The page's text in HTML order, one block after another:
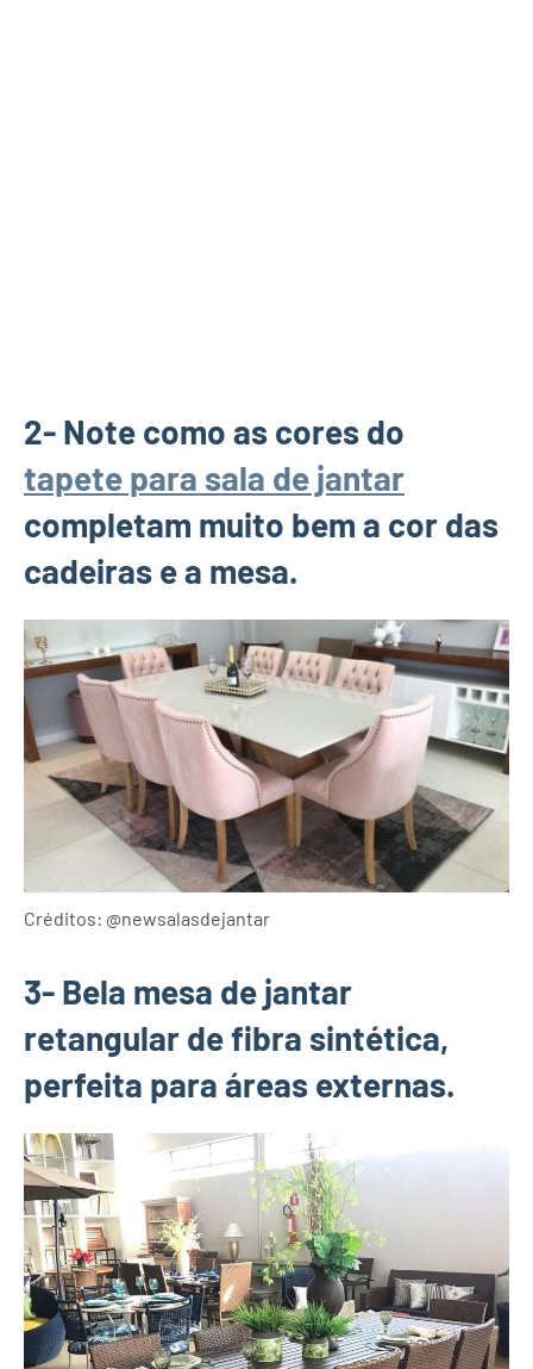
2- Note como as cores do
tapete para sala de jantar
completam muito bem a cor das
cadeiras e a mesa.
Créditos: @newsalasdejantar
3- Bela mesa de jantar
retangular de fibra sintética,
perfeita para áreas externas.